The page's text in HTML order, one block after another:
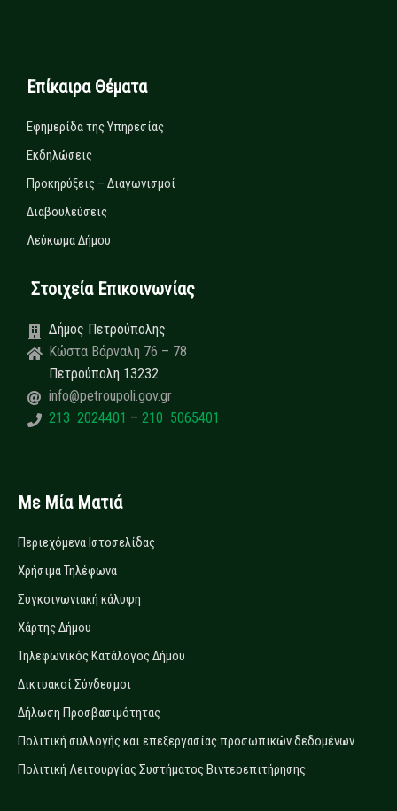
Επίκαιρα Θέματα
Εφημερίδα της Υπηρεσίας
Εκδηλώσεις
Προκηρύξεις – Διαγωνισμοί
Διαβουλεύσεις
Λεύκωμα Δήμου
Στοιχεία Επικοινωνίας
Δήμος Πετρούπολης
Κώστα Βάρναλη 76 – 78
Πετρούπολη 13232
info@petroupoli.gov.gr
213 2024401 – 210 5065401
Με Μία Ματιά
Περιεχόμενα Ιστοσελίδας
Χρήσιμα Τηλέφωνα
Συγκοινωνιακή κάλυψη
Χάρτης Δήμου
Τηλεφωνικός Κατάλογος Δήμου
Δικτυακοί Σύνδεσμοι
Δήλωση Προσβασιμότητας
Πολιτική συλλογής και επεξεργασίας προσωπικών δεδομένων
Πολιτική Λειτουργίας Συστήματος Βιντεοεπιτήρησης